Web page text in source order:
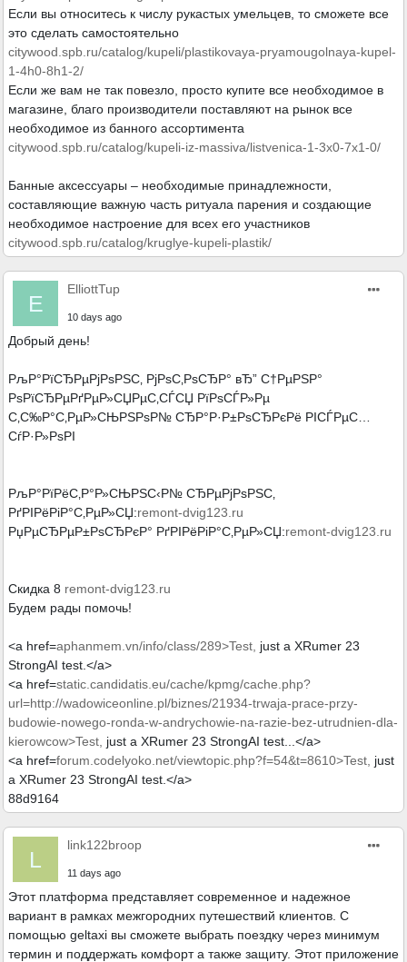
Если вы относитесь к числу рукастых умельцев, то сможете все
это сделать самостоятельно
citywood.spb.ru/catalog/kupeli/plastikovaya-pryamougolnaya-kupel-
1-4h0-8h1-2/
Если же вам не так повезло, просто купите все необходимое в
магазине, благо производители поставляют на рынок все
необходимое из банного ассортимента
citywood.spb.ru/catalog/kupeli-iz-massiva/listvenica-1-3x0-7x1-0/
Банные аксессуары – необходимые принадлежности,
составляющие важную часть ритуала парения и создающие
необходимое настроение для всех его участников
citywood.spb.ru/catalog/kruglye-kupeli-plastik/
E
ElliottTup
10 days ago
Добрый день!
РљР°РїСЂРµРјРѕРЅС‚ РјРѕС‚РѕСЂР° вЂ” С†РµРЅР°
РѕРїСЂРµРґРµР»СЏРµС‚СЃСЏ РїРѕСЃР»Рµ
С‚С‰Р°С‚РµР»СЊРЅРѕР№ СЂР°Р·Р±РѕСЂРєРё РІСЃРµС…
СѓР·Р»РѕРІ
РљР°РїРёС‚Р°Р»СЊРЅС‹Р№ СЂРµРјРѕРЅС‚
РґРІРёРіР°С‚РµР»СЏ:remont-dvig123.ru
РџРµСЂРµР±РѕСЂРєР° РґРІРёРіР°С‚РµР»СЏ:remont-dvig123.ru
Скидка 8 remont-dvig123.ru
Будем рады помочь!
<a href=aphanmem.vn/info/class/289>Test, just a XRumer 23
StrongAI test.</a>
<a href=static.candidatis.eu/cache/kpmg/cache.php?
url=http://wadowiceonline.pl/biznes/21934-trwaja-prace-przy-
budowie-nowego-ronda-w-andrychowie-na-razie-bez-utrudnien-dla-
kierowcow>Test, just a XRumer 23 StrongAI test...</a>
<a href=forum.codelyoko.net/viewtopic.php?f=54&t=8610>Test, just
a XRumer 23 StrongAI test.</a>
88d9164
L
link122broop
11 days ago
Этот платформа представляет современное и надежное
вариант в рамках межгородних путешествий клиентов. С
помощью geltaxi вы сможете выбрать поездку через минимум
термин и поддержать комфорт а также защиту. Этот приложение